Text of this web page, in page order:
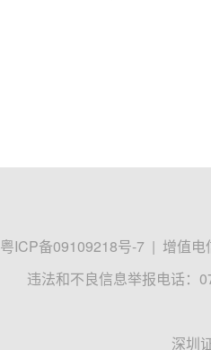
粤ICP备09109218号-7 | 增值电
违法和不良信息举报电话：
深圳